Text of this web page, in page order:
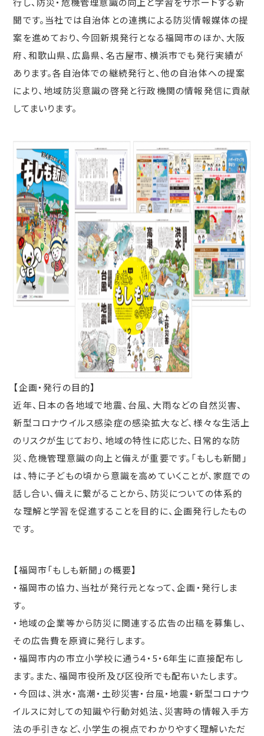
聞です。当社では自治体との連携による防災情報媒体の提
案を進めており、今回新規発行となる福岡市のほか、大阪
府、和歌山県、広島県、名古屋市、横浜市でも発行実績が
あります。各自治体での継続発行と、他の自治体への提案
により、地域防災意識の啓発と行政機関の情報発信に貢献
してまいります。
【企画・発行の目的】
近年、日本の各地域で地震、台風、大雨などの自然災害、
新型コロナウイルス感染症の感染拡大など、様々な生活上
のリスクが生じており、地域の特性に応じた、日常的な防
災、危機管理意識の向上と備えが重要です。「もしも新聞」
は、特に子どもの頃から意識を高めていくことが、家庭での
話し合い、備えに繋がることから、防災についての体系的
な理解と学習を促進することを目的に、企画発行したもの
です。
【福岡市「もしも新聞」の概要】
・福岡市の協力、当社が発行元となって、企画・発行しま
す。
・地域の企業等から防災に関連する広告の出稿を募集し、
その広告費を原資に発行します。
・福岡市内の市立小学校に通う４・5・6年生に直接配布し
ます。また、福岡市役所及び区役所でも配布いたします。
・今回は、洪水・高潮・土砂災害・台風・地震・新型コロナウ
イルスに対しての知識や行動対処法、災害時の情報入手方
法の手引きなど、小学生の視点でわかりやすく理解いただ